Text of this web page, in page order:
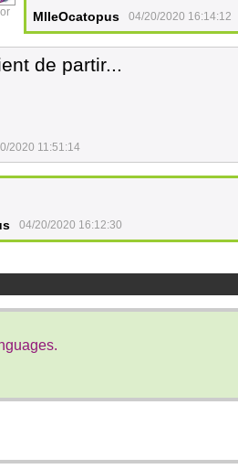
MlleOcatopus 04/20/2020 16:14:12
de partir...
2020 11:51:14
04/20/2020 16:12:30